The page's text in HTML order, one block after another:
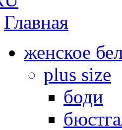
Главная
женское
plus size
боди